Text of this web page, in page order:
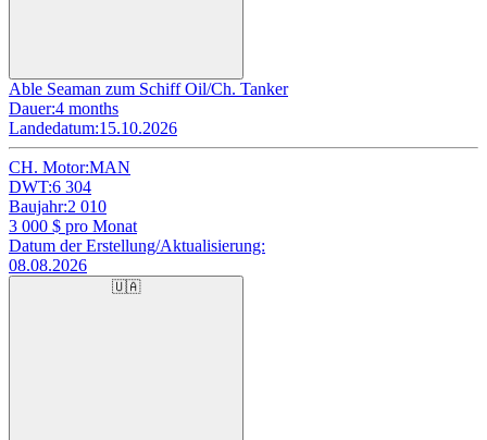
Able Seaman zum Schiff Oil/Ch. Tanker
Dauer:4 months
Landedatum:15.10.2026
CH. Motor:MAN
DWT:6 304
Baujahr:2 010
3 000 $ pro Monat
Datum der Erstellung/Aktualisierung:
08.08.2026
🇺🇦